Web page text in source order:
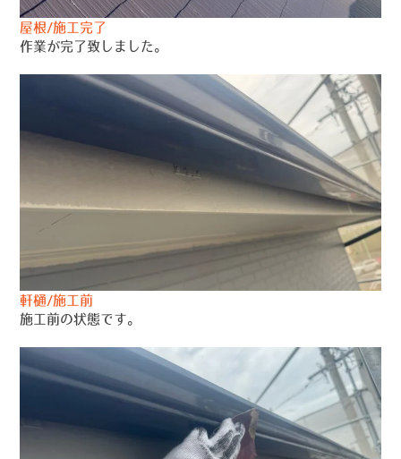
屋根/施工完了
作業が完了致しました。
軒樋/施工前
施工前の状態です。